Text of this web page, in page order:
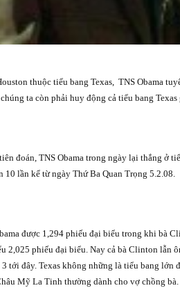
thuộc tiểu bang Texas, TNS Obama
ta còn phải huy động cả tiểu bang
đoán, TNS Obama trong ngày lại thắng ở
lần kể từ ngày Thứ Ba Quan Trọng 5.2.08.
được 1,294 phiếu đại biểu trong khi bà
2,025 phiếu đại biểu. Nay cả bà Clinton lẫn
tới đây. Texas không những là tiểu bang
Mỹ La Tinh thường dành cho vợ chồng bà.